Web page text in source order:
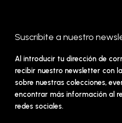
Suscribite a nuestro
Al introducir tu dirección de
recibir nuestro newsletter con
sobre nuestras colecciones,
encontrar más información al
redes sociales.